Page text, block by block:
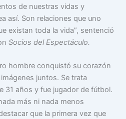
de nuestras vidas y
así. Son relaciones que uno
existan toda la vida”, sentenció
Socios del Espectáculo.
hombre conquistó su corazón
juntos. Se trata
31 años y fue jugador de fútbol.
más ni nada menos
que la primera vez que